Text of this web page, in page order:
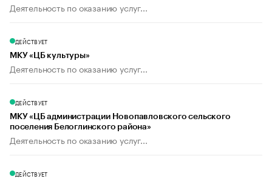
Деятельность по оказанию услуг...
ДЕЙСТВУЕТ
МКУ «ЦБ культуры»
Деятельность по оказанию услуг...
ДЕЙСТВУЕТ
МКУ «ЦБ администрации Новопавловского сельского
поселения Белоглинского района»
Деятельность по оказанию услуг...
ДЕЙСТВУЕТ